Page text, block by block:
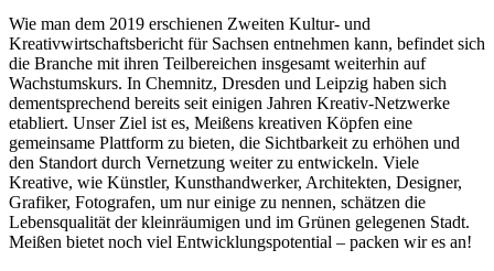
Wie man dem 2019 erschienen Zweiten Kultur- und
Kreativwirtschaftsbericht für Sachsen entnehmen kann, befindet sich
die Branche mit ihren Teilbereichen insgesamt weiterhin auf
Wachstumskurs. In Chemnitz, Dresden und Leipzig haben sich
dementsprechend bereits seit einigen Jahren Kreativ-Netzwerke
etabliert. Unser Ziel ist es, Meißens kreativen Köpfen eine
gemeinsame Plattform zu bieten, die Sichtbarkeit zu erhöhen und
den Standort durch Vernetzung weiter zu entwickeln. Viele
Kreative, wie Künstler, Kunsthandwerker, Architekten, Designer,
Grafiker, Fotografen, um nur einige zu nennen, schätzen die
Lebensqualität der kleinräumigen und im Grünen gelegenen Stadt.
Meißen bietet noch viel Entwicklungspotential – packen wir es an!